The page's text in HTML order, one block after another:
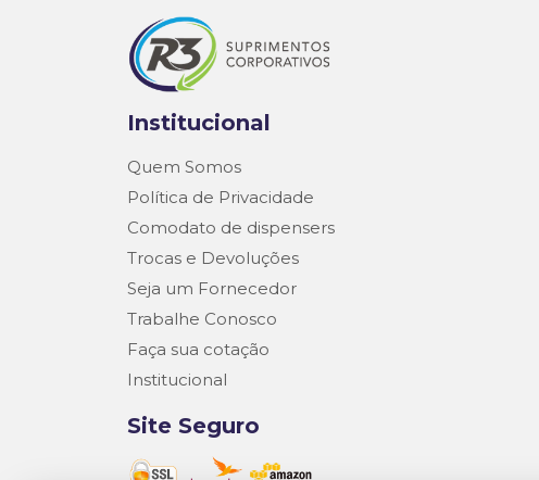
Institucional
Quem Somos
Política de Privacidade
Comodato de dispensers
Trocas e Devoluções
Seja um Fornecedor
Trabalhe Conosco
Faça sua cotação
Institucional
Site Seguro